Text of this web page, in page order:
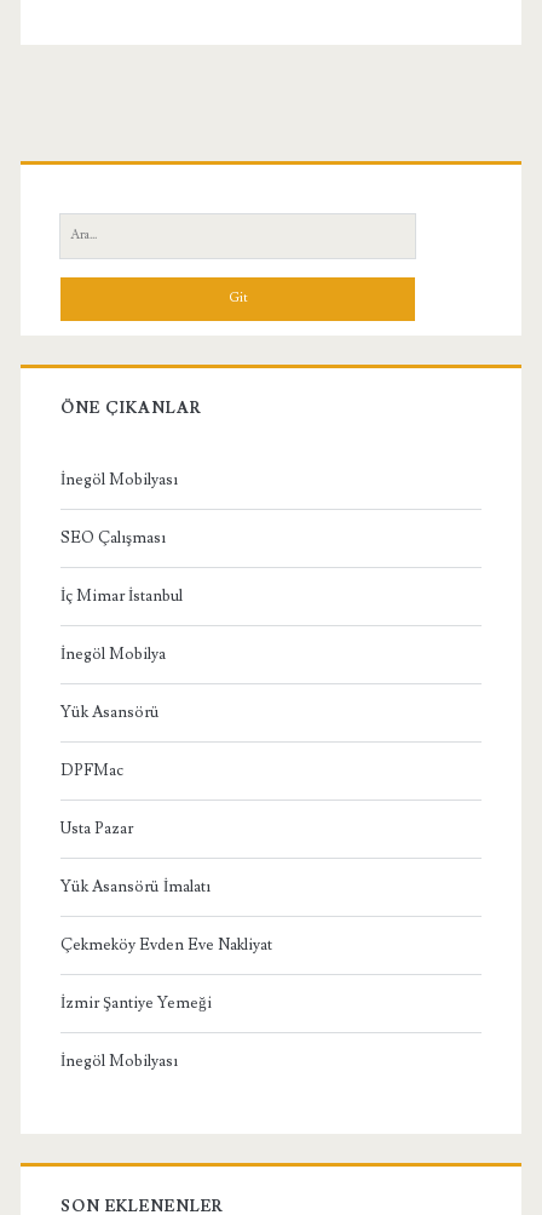
Birincil
Yan
Menü
Ara:
ÖNE ÇIKANLAR
İnegöl Mobilyası
SEO Çalışması
İç Mimar İstanbul
İnegöl Mobilya
Yük Asansörü
DPFMac
Usta Pazar
Yük Asansörü İmalatı
Çekmeköy Evden Eve Nakliyat
İzmir Şantiye Yemeği
İnegöl Mobilyası
SON EKLENENLER